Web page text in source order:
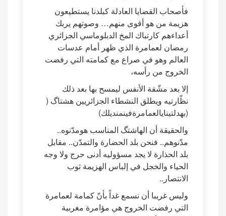
فأصحاب القضايا العادلة كبلدنا يستطيعون
هزيمة من هو أقوى منهم… وصوتهم يربك
أعداءهم كارتباك المخ الدبلوماسي الجزائري
رمضان لعمامرة الذي ظهر أمام عدسات
العالم وهو في صراع مع كمامته التي رفضت
الخروج من رأسه،
إلا بعد مشّقة الأنفس ليمسح بها بعد ذلك
نظّارتيه ويطلق النشطاء الجزائريين هشتاگ (
(بهدلتينايالعمامرةفينمنديلك)
والحقيقة أن الهاشتگ المناسب هومدّنوه..
مدْنوهم.. فنحن بلد الحضارة والتمدّن.. مقابل
بلد الحذارة لا يجد مسؤوليه أدنى حرج ولا وجه
الحياء والخجل في إلباس الهزيمة ثوب
الانتصار..
وليس غريبا أن نسمع غداً بأنّ كمامة لعمامرة
التي رفضت الخروج هي مؤامرة مغربية